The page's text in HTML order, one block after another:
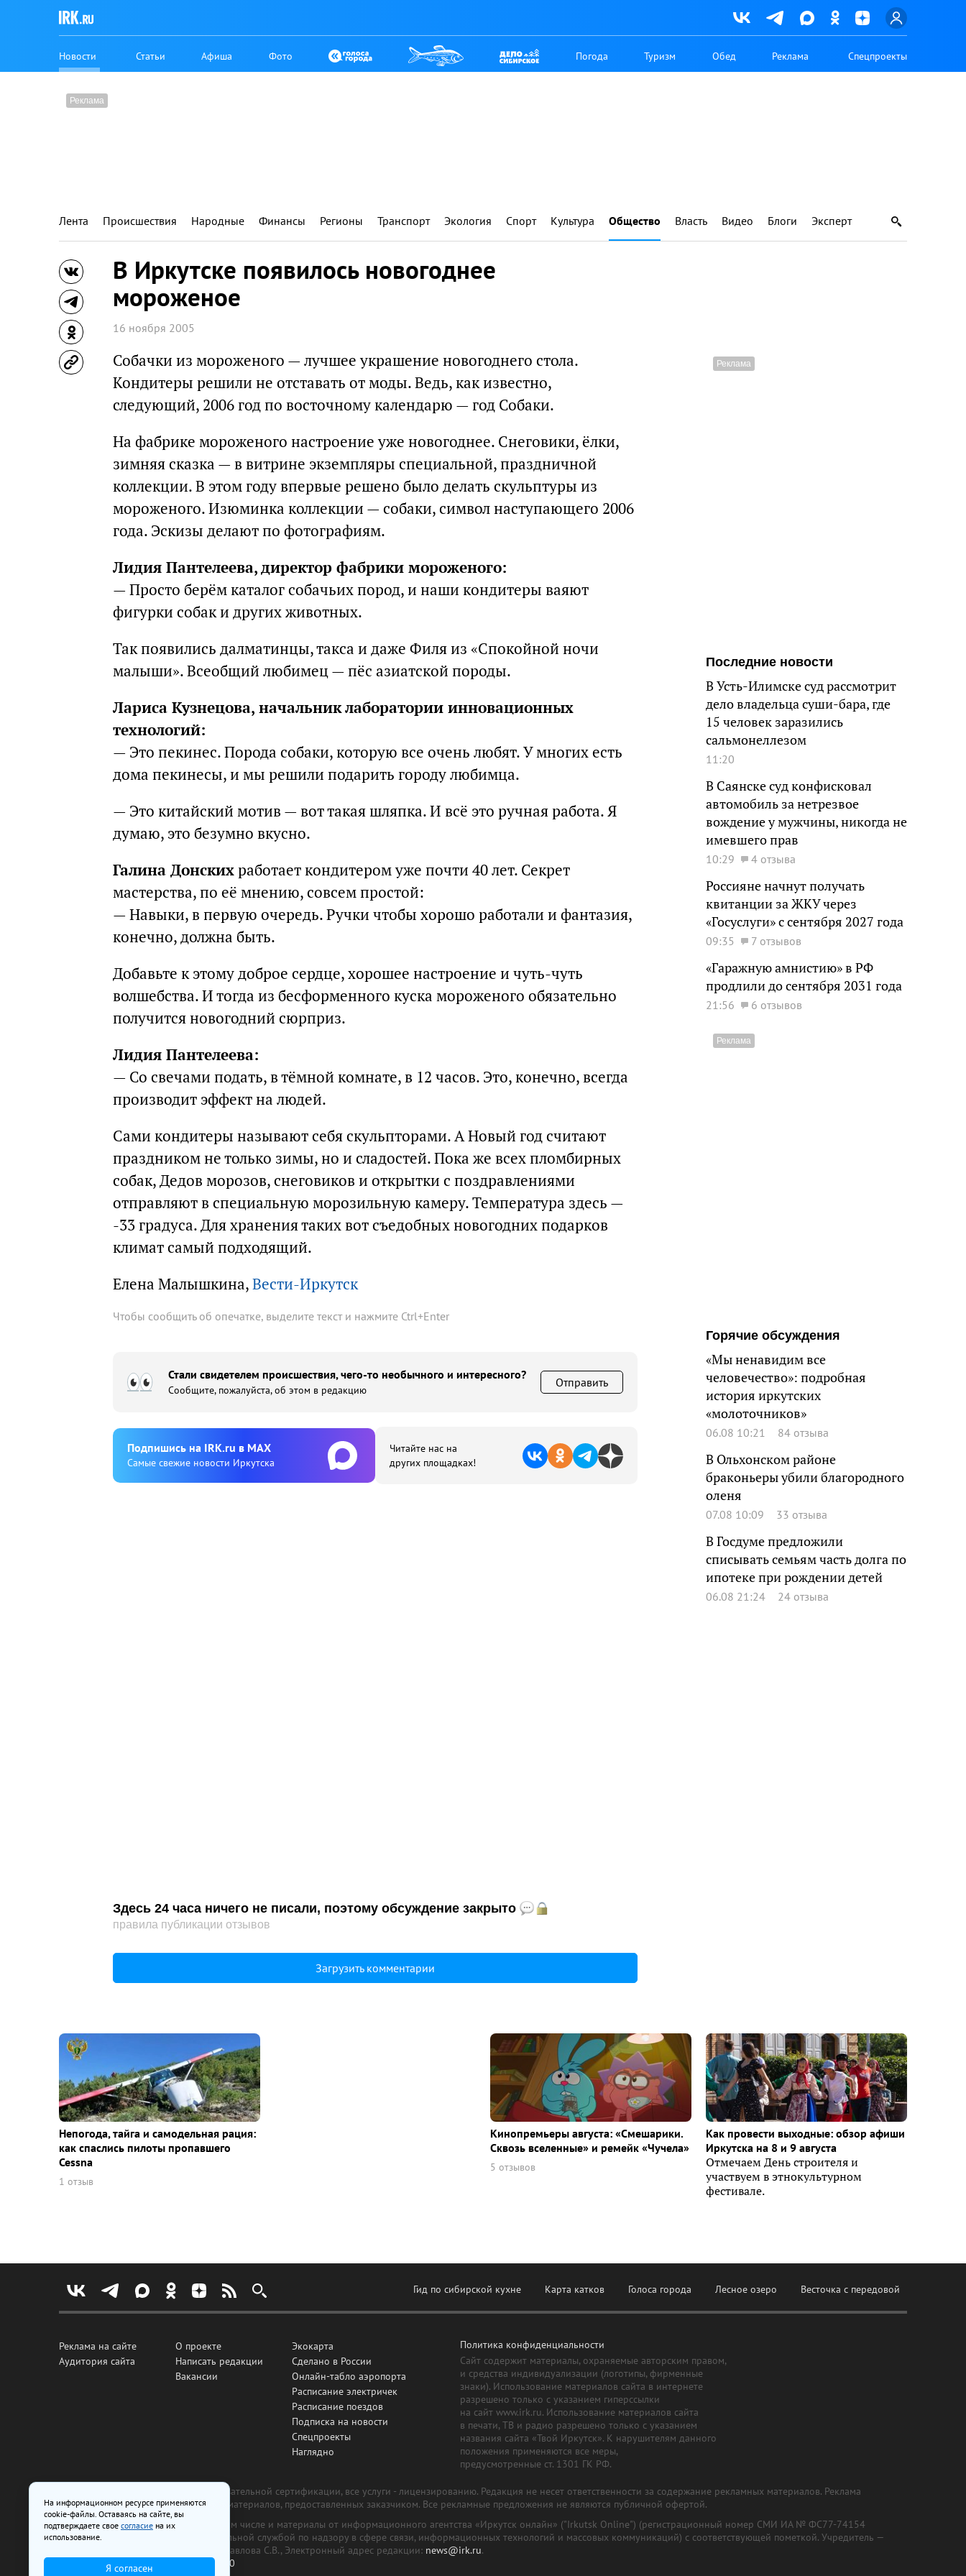
Новости Статьи Афиша Фото Погода Туризм Обед Реклама Спецпроекты
Лента Происшествия Народные Финансы Регионы Транспорт Экология Спорт Культура Общество Власть Видео Блоги Эксперт
В Иркутске появилось новогоднее
мороженое
16 ноября 2005
Собачки из мороженого — лучшее украшение новогоднего стола.
Кондитеры решили не отставать от моды. Ведь, как известно,
следующий, 2006 год по восточному календарю — год Собаки.
На фабрике мороженого настроение уже новогоднее. Снеговики, ёлки,
зимняя сказка — в витрине экземпляры специальной, праздничной
коллекции. В этом году впервые решено было делать скульптуры из
мороженого. Изюминка коллекции — собаки, символ наступающего 2006
года. Эскизы делают по фотографиям.
Лидия Пантелеева, директор фабрики мороженого:
— Просто берём каталог собачьих пород, и наши кондитеры ваяют
фигурки собак и других животных.
Так появились далматинцы, такса и даже Филя из «Спокойной ночи
малыши». Всеобщий любимец — пёс азиатской породы.
Лариса Кузнецова, начальник лаборатории инновационных
технологий:
— Это пекинес. Порода собаки, которую все очень любят. У многих есть
дома пекинесы, и мы решили подарить городу любимца.
— Это китайский мотив — вот такая шляпка. И всё это ручная работа. Я
думаю, это безумно вкусно.
Галина Донскихработает кондитером уже почти 40 лет. Секрет
мастерства, по её мнению, совсем простой:
— Навыки, в первую очередь. Ручки чтобы хорошо работали и фантазия,
конечно, должна быть.
Добавьте к этому доброе сердце, хорошее настроение и чуть-чуть
волшебства. И тогда из бесформенного куска мороженого обязательно
получится новогодний сюрприз.
Лидия Пантелеева:
— Со свечами подать, в тёмной комнате, в 12 часов. Это, конечно, всегда
производит эффект на людей.
Сами кондитеры называют себя скульпторами. А Новый год считают
праздником не только зимы, но и сладостей. Пока же всех пломбирных
собак, Дедов морозов, снеговиков и открытки с поздравлениями
отправляют в специальную морозильную камеру. Температура здесь —
-33 градуса. Для хранения таких вот съедобных новогодних подарков
климат самый подходящий.
Елена Малышкина,Вести-Иркутск
Чтобы сообщить об опечатке, выделите текст и нажмите Ctrl+Enter
Стали свидетелем происшествия, чего-то необычного и интересного?
Сообщите, пожалуйста, об этом в редакцию
Отправить
Подпишиcь на IRK.ru в MAX
Cамые свежие новости Иркутска
Читайте нас на
других площадках!
Здесь 24 часа ничего не писали, поэтому обсуждение закрыто
правила публикации отзывов
Загрузить комментарии
Последние новости
В Усть-Илимске суд рассмотрит
дело владельца суши-бара, где
15 человек заразились
сальмонеллезом
11:20
В Саянске суд конфисковал
автомобиль за нетрезвое
вождение у мужчины, никогда не
имевшего прав
10:29 4 отзыва
Россияне начнут получать
квитанции за ЖКУ через
«Госуслуги» с сентября 2027 года
09:35 7 отзывов
«Гаражную амнистию» в РФ
продлили до сентября 2031 года
21:56 6 отзывов
Горячие обсуждения
«Мы ненавидим все
человечество»: подробная
история иркутских
«молоточников»
06.08 10:21 84 отзыва
В Ольхонском районе
браконьеры убили благородного
оленя
07.08 10:09 33 отзыва
В Госдуме предложили
списывать семьям часть долга по
ипотеке при рождении детей
06.08 21:24 24 отзыва
Непогода, тайга и самодельная рация:
как спаслись пилоты пропавшего
Cessna
1 отзыв
Кинопремьеры августа: «Смешарики.
Сквозь вселенные» и ремейк «Чучела»
5 отзывов
Как провести выходные: обзор афиши
Иркутска на 8 и 9 августа
Отмечаем День строителя и
участвуем в этнокультурном
фестивале.
Гид по сибирской кухне Карта катков Голоса города Лесное озеро Весточка с передовой
Реклама на сайте
Аудитория сайта
О проекте
Написать редакции
Вакансии
Экокарта
Сделано в России
Онлайн-табло аэропорта
Расписание электричек
Расписание поездов
Подписка на новости
Спецпроекты
Наглядно
Политика конфиденциальности
Сайт содержит материалы, охраняемые авторским правом,
и средства индивидуализации (логотипы, фирменные
знаки). Использование материалов сайта в интернете
разрешено только с указанием гиперссылки
на сайт www.irk.ru. Использование материалов сайта
в печати, ТВ и радио разрешено только с указанием
названия сайта «Твой Иркутск». К нарушителям данного
положения применяются все меры,
предусмотренные ст. 1301 ГК РФ.
Все рекламные товары подлежат обязательной сертификации, все услуги - лицензированию. Редакция не несет ответственности за содержание рекламных материалов. Реклама
изготовлена и размещена на основе материалов, предоставленных заказчиком. Все рекламные предложения не являются публичной офертой.
На сайте www.irk.ru размещаются в том числе и материалы от информационного агентства «Иркутск онлайн» ("Irkutsk Online") (регистрационный номер СМИ ИА № ФС77-74154
от 29 октября 2018 г., выдан Федеральной службой по надзору в сфере связи, информационных технологий и массовых коммуникаций) с соответствующей пометкой. Учредитель —
ООО «Ирк.ру». Главный редактор — Павлова С.В., Электронный адрес редакции: news@irk.ru.
Телефон редакции:
+7 (3952) 48-88-50
На информационном ресурсе применяются
cookie-файлы. Оставаясь на сайте, вы
подтверждаете свое согласие на их
использование.
Я согласен